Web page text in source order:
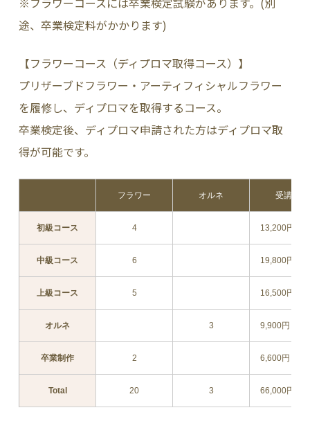
途、卒業検定料がかかります)
【フラワーコース（ディプロマ取得コース）】
プリザーブドフラワー・アーティフィシャルフラワー
を履修し、ディプロマを取得するコース。
卒業検定後、ディプロマ申請された方はディプロマ取
得が可能です。
フラワー オルネ 受講料
初級コース 4 13,200円（
中級コース 6 19,800円（
上級コース 5 16,500円（
オルネ 3 9,900円（税
卒業制作 2 6,600円（税
Total 20 3 66,000円（